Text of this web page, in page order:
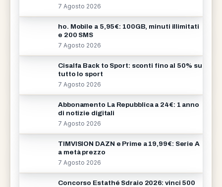
7 Agosto 2026
ho. Mobile a 5,95€: 100GB, minuti illimitati
e 200 SMS
7 Agosto 2026
Cisalfa Back to Sport: sconti fino al 50% su
tutto lo sport
7 Agosto 2026
Abbonamento La Repubblica a 24€: 1 anno
di notizie digitali
7 Agosto 2026
TIMVISION DAZN e Prime a 19,99€: Serie A
a metà prezzo
7 Agosto 2026
Concorso Estathé Sdraio 2026: vinci 500